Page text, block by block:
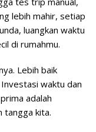
lebih mahir, setiap
luangkan waktu
di rumahmu.
Lebih baik
waktu dan
adalah
tangga kita.